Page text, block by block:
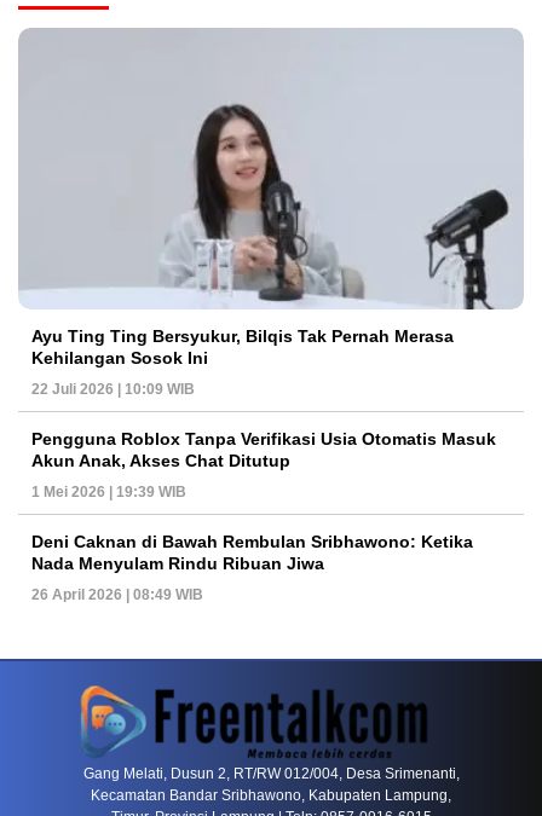
Ayu Ting Ting Bersyukur, Bilqis Tak Pernah Merasa
Kehilangan Sosok Ini
22 Juli 2026 | 10:09 WIB
Pengguna Roblox Tanpa Verifikasi Usia Otomatis Masuk
Akun Anak, Akses Chat Ditutup
1 Mei 2026 | 19:39 WIB
Deni Caknan di Bawah Rembulan Sribhawono: Ketika
Nada Menyulam Rindu Ribuan Jiwa
26 April 2026 | 08:49 WIB
Gang Melati, Dusun 2, RT/RW 012/004, Desa Srimenanti,
Kecamatan Bandar Sribhawono, Kabupaten Lampung,